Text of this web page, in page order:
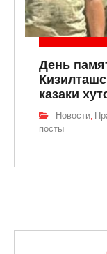
День
казаки
Новости
посты